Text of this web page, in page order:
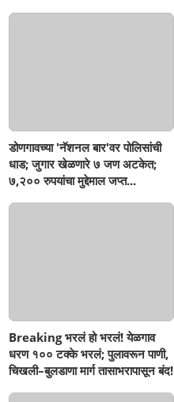
डोणगावच्या 'नॅशनल बार'वर पोलिसांची
धाड; जुगार खेळणारे ७ जण अटकेत;
७,२०० रुपयांचा मुद्देमाल जप्त...
Breaking भरलं हो भरलं! येळगाव
धरण १०० टक्के भरलं; पुलावरून पाणी,
चिखली–बुलडाणा मार्ग तासाभरापासून बंद!